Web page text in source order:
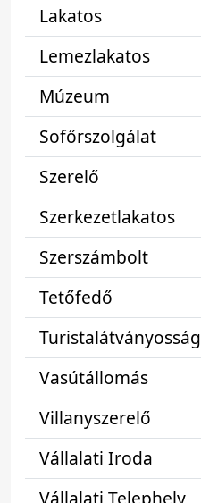
Lakatos
Lemezlakatos
Múzeum
Sofőrszolgálat
Szerelő
Szerkezetlakatos
Szerszámbolt
Tetőfedő
Turistalátványosság
Vasútállomás
Villanyszerelő
Vállalati Iroda
Vállalati Telephely